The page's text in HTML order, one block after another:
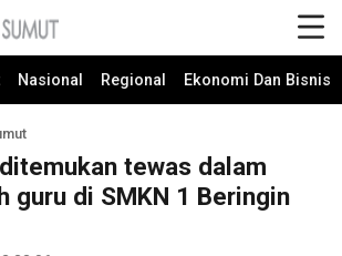
Nasional Regional Ekonomi Dan Bisnis
tewas dalam
guru di SMKN 1 Beringin